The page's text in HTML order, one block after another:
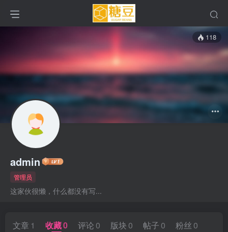
118
admin
管理员
这家伙很懒，什么都没有写...
文章 1 收藏0 评论 0 版块 0 帖子 0 粉丝 0